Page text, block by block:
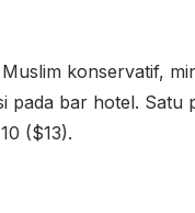
konservatif,
pada bar hotel. Satu
($13).